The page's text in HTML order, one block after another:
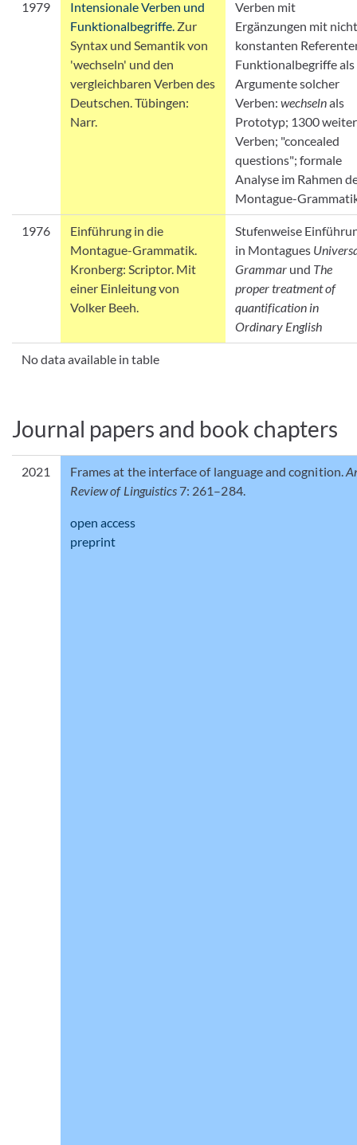
1979
Intensionale Verben und
Funktionalbegriffe. Zur
Syntax und Semantik von
'wechseln' und den
vergleichbaren Verben des
Deutschen. Tübingen:
Narr.
Verben mit
Ergänzungen mit
konstanten
Funktionalbegriffe als
Argumente solcher
Verben:wechselnals
Prototyp; 1300
Verben; "concealed
questions"; formale
Analyse im Rahmen
Montague-
1976
Einführung in die
Montague-Grammatik.
Kronberg: Scriptor. Mit
einer Einleitung von
Volker Beeh.
Stufenweise
in Montagues
Grammar und The
proper treatment of
quantification in
Ordinary English
No data available in table
Journal papers and book chapters
2021 Frames at the interface of language and cognition.
Review of Linguistics 7: 261–284.
open access
preprint